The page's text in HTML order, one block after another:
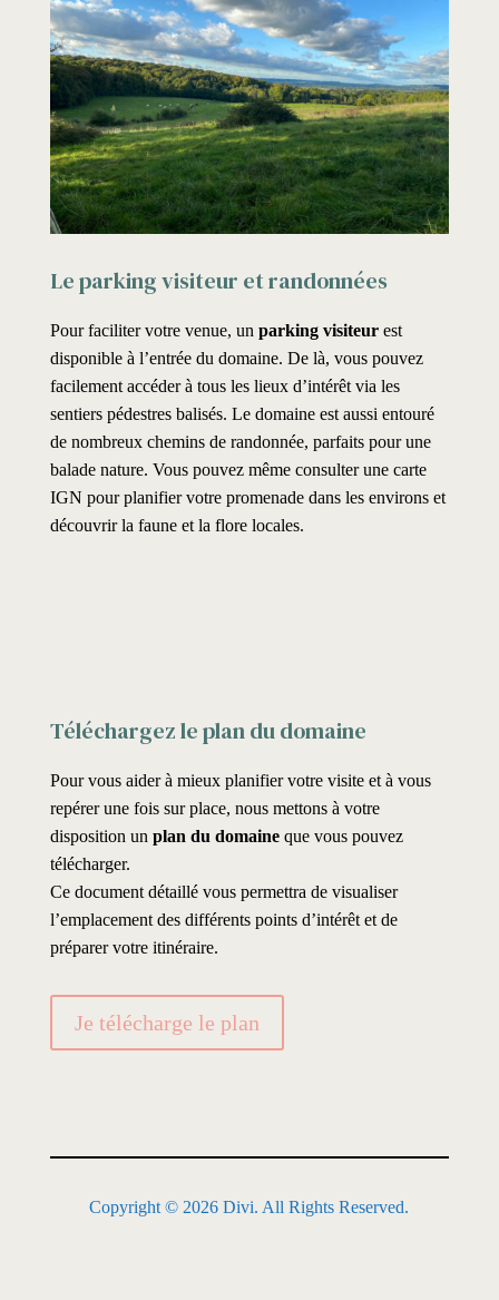
Le parking visiteur et randonnées
Pour faciliter votre venue, un parking visiteurest
disponible à l’entrée du domaine. De là, vous pouvez
facilement accéder à tous les lieux d’intérêt via les
sentiers pédestres balisés. Le domaine est aussi entouré
de nombreux chemins de randonnée, parfaits pour une
balade nature. Vous pouvez même consulter une carte
IGN pour planifier votre promenade dans les environs et
découvrir la faune et la flore locales.
Téléchargez le plan du domaine
Pour vous aider à mieux planifier votre visite et à vous
repérer une fois sur place, nous mettons à votre
disposition un plan du domaineque vous pouvez
télécharger.
Ce document détaillé vous permettra de visualiser
l’emplacement des différents points d’intérêt et de
préparer votre itinéraire.
Je télécharge le plan
Copyright © 2026 Divi. All Rights Reserved.